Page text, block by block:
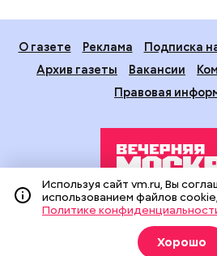
О газете Реклама
Подписка
Архив газеты
Вакансии
Правовая
Издание создано при финансовой
средств массовой информации и
На сайте применяются
Используя сайт vm.ru, Вы
использованием файлов
Политике
Хорошо